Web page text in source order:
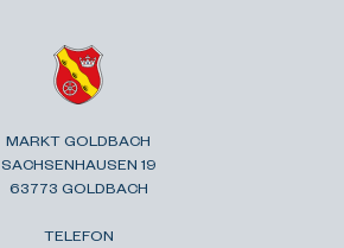
MARKT GOLDBACH
SACHSENHAUSEN 19
63773 GOLDBACH
TELEFON